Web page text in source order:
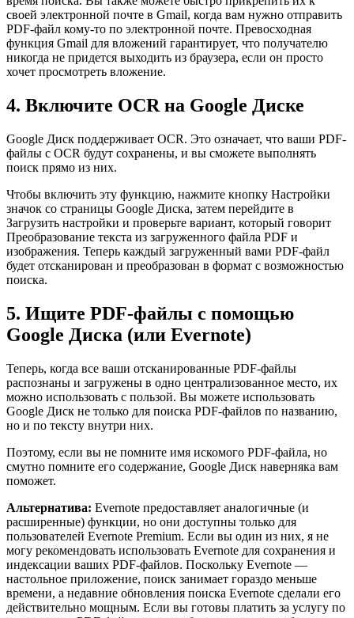
своей электронной почте в Gmail, когда вам нужно отправить
PDF-файл кому-то по электронной почте. Превосходная
функция Gmail для вложений гарантирует, что получателю
никогда не придется выходить из браузера, если он просто
хочет просмотреть вложение.
4. Включите OCR на Google Диске
Google Диск поддерживает OCR. Это означает, что ваши PDF-
файлы с OCR будут сохранены, и вы сможете выполнять
поиск прямо из них.
Чтобы включить эту функцию, нажмите кнопку Настройки
значок со страницы Google Диска, затем перейдите в
Загрузить настройки и проверьте вариант, который говорит
Преобразование текста из загруженного файла PDF и
изображения. Теперь каждый загруженный вами PDF-файл
будет отсканирован и преобразован в формат с возможностью
поиска.
5. Ищите PDF-файлы с помощью
Google Диска (или Evernote)
Теперь, когда все ваши отсканированные PDF-файлы
распознаны и загружены в одно централизованное место, их
можно использовать с пользой. Вы можете использовать
Google Диск не только для поиска PDF-файлов по названию,
но и по тексту внутри них.
Поэтому, если вы не помните имя искомого PDF-файла, но
смутно помните его содержание, Google Диск наверняка вам
поможет.
Альтернатива: Evernote предоставляет аналогичные (и
расширенные) функции, но они доступны только для
пользователей Evernote Premium. Если вы один из них, я не
могу рекомендовать использовать Evernote для сохранения и
индексации ваших PDF-файлов. Поскольку Evernote —
настольное приложение, поиск занимает гораздо меньше
времени, а недавние обновления поиска Evernote сделали его
действительно мощным. Если вы готовы платить за услугу по